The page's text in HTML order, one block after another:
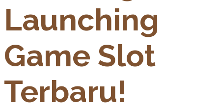
Launching
Game Slot
Terbaru!